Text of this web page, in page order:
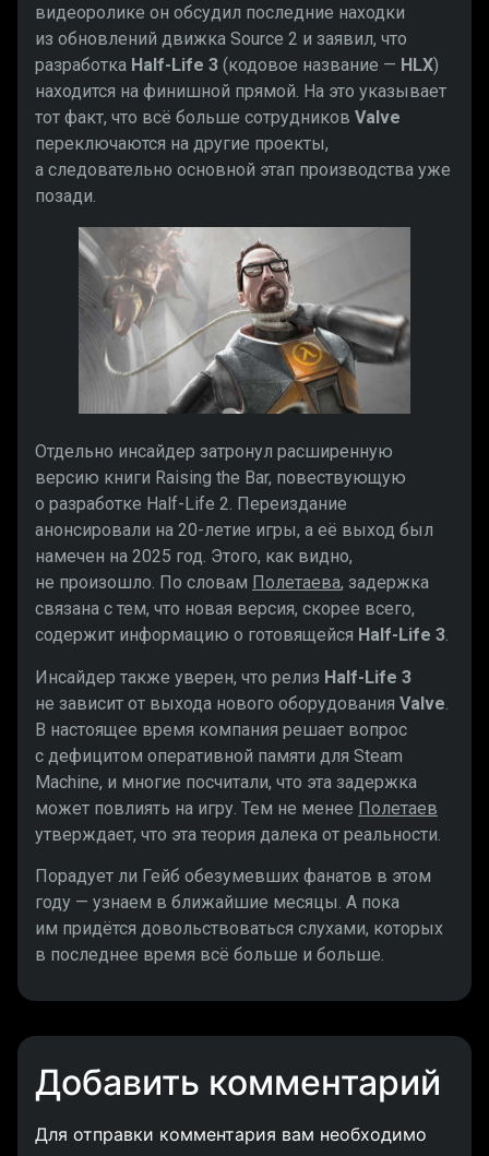
видеоролике он обсудил последние находки
из обновлений движка Source 2 и заявил, что
разработка Half-Life 3 (кодовое название — HLX)
находится на финишной прямой. На это указывает
тот факт, что всё больше сотрудников Valve
переключаются на другие проекты,
а следовательно основной этап производства уже
позади.
Отдельно инсайдер затронул расширенную
версию книги Raising the Bar, повествующую
о разработке Half-Life 2. Переиздание
анонсировали на 20-летие игры, а её выход был
намечен на 2025 год. Этого, как видно,
не произошло. По словам Полетаева, задержка
связана с тем, что новая версия, скорее всего,
содержит информацию о готовящейся Half-Life 3.
Инсайдер также уверен, что релиз Half-Life 3
не зависит от выхода нового оборудования Valve
В настоящее время компания решает вопрос
с дефицитом оперативной памяти для Steam
Machine, и многие посчитали, что эта задержка
может повлиять на игру. Тем не менее Полетаев
утверждает, что эта теория далека от реальности.
Порадует ли Гейб обезумевших фанатов в этом
году — узнаем в ближайшие месяцы. А пока
им придётся довольствоваться слухами, которых
в последнее время всё больше и больше.
Добавить комментарий
Для отправки комментария вам необходимо